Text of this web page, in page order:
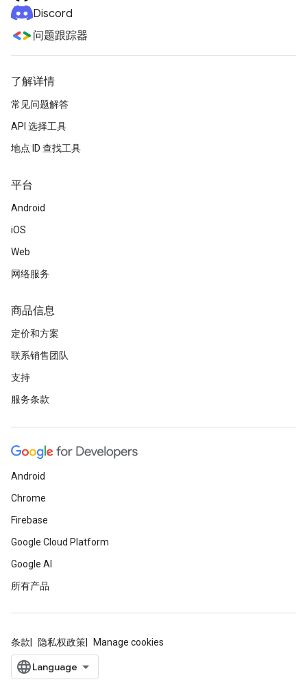
Discord
问题跟踪器
了解详情
常见问题解答
API 选择工具
地点 ID 查找工具
平台
Android
iOS
Web
网络服务
商品信息
定价和方案
联系销售团队
支持
服务条款
Android
Chrome
Firebase
Google Cloud Platform
Google AI
所有产品
条款 隐私权政策 Manage cookies